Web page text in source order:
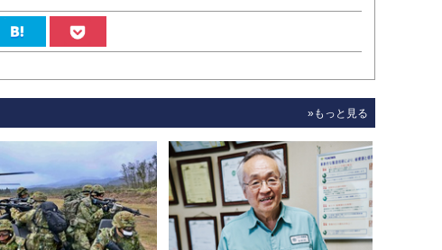
»もっと見る